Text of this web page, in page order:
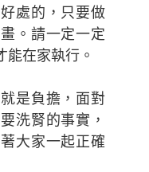
處的，只要做
。請一定一定
能在家執行。
是負擔，面對
洗腎的事實，
大家一起正確